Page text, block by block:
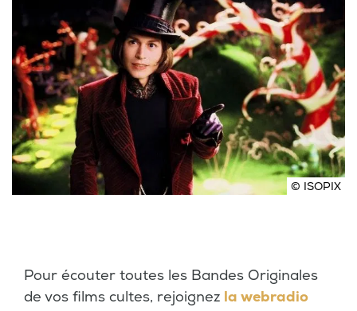
© ISOPIX
Pour écouter toutes les Bandes Originales
de vos films cultes, rejoignez la webradio